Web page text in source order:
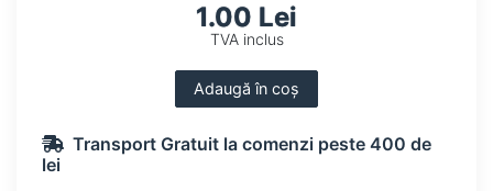
1.00 Lei
TVA inclus
Adaugă în coș
Transport Gratuit la comenzi peste 400 de
lei